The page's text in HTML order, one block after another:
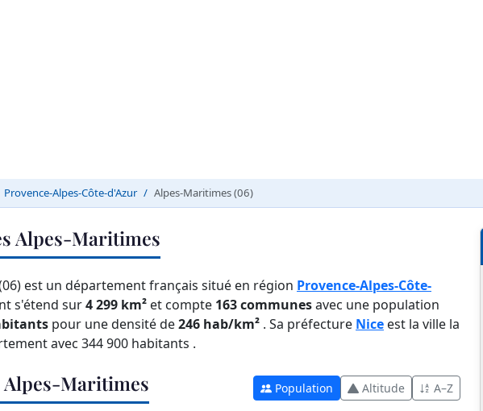
Provence-Alpes-Côte-d'Azur Alpes-Maritimes (06)
Alpes-Maritimes
est un département français situé en région Provence-Alpes-Côte-
s'étend sur4 299 km² et compte 163 communesavec une population
pour une densité de246 hab/km² . Sa préfecture Nice est la ville la
avec 344 900 habitants .
Alpes-Maritimes Population Altitude A–Z